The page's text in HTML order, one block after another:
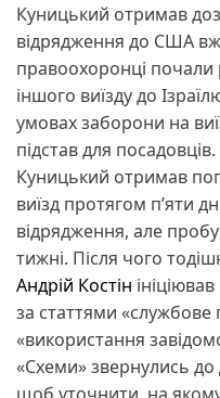
Куницький отримав
відрядження до США
правоохоронці почали
іншого виїзду до
умовах заборони на
підстав для
Куницький отримав
виїзд протягом п’яти
відрядження, але
тижні. Після чого
Андрій Костін
за статтями «службове
«використання
«Схеми» звернулись до